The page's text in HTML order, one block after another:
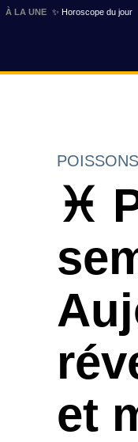
À LA UNE ✨ Horoscope du jour
POISSONS
♓
et